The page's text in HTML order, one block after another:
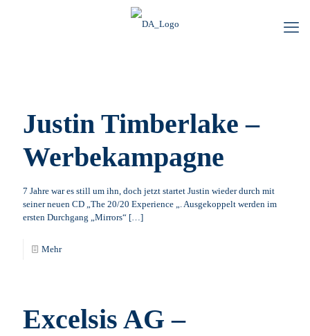
Justin Timberlake –
Werbekampagne
7 Jahre war es still um ihn, doch jetzt startet Justin wieder durch mit
seiner neuen CD „The 20/20 Experience „. Ausgekoppelt werden im
ersten Durchgang „Mirrors“ […]
Mehr
Excelsis AG –